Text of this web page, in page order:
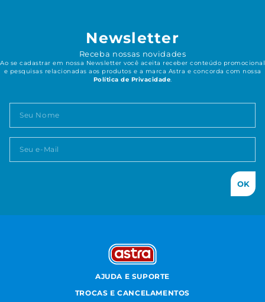
Newsletter
Receba nossas novidades
Ao se cadastrar em nossa Newsletter você aceita receber conteúdo promocional
e pesquisas relacionadas aos produtos e a marca Astra e concorda com nossa
Política de Privacidade.
OK
AJUDA E SUPORTE
TROCAS E CANCELAMENTOS